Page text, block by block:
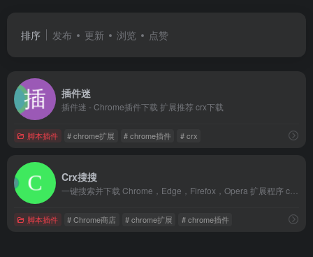
排序 发布 更新 浏览 点赞
插件迷
插件迷 - Chrome插件下载 扩展推荐 crx下载
脚本插件 # chrome扩展 # chrome插件 # crx
Crx搜搜
脚本插件 # Chrome商店 # chrome扩展 # chrome插件